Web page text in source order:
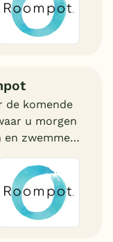
de komende
u morgen
zwemmen.